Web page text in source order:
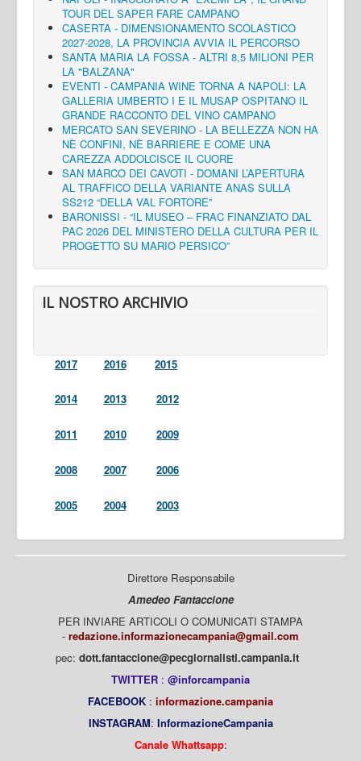
TOUR DEL SAPER FARE CAMPANO
CASERTA - DIMENSIONAMENTO SCOLASTICO
2027-2028, LA PROVINCIA AVVIA IL PERCORSO
SANTA MARIA LA FOSSA - ALTRI 8,5 MILIONI PER
LA "BALZANA"
EVENTI - CAMPANIA WINE TORNA A NAPOLI: LA
GALLERIA UMBERTO I E IL MUSAP OSPITANO IL
GRANDE RACCONTO DEL VINO CAMPANO
MERCATO SAN SEVERINO - LA BELLEZZA NON HA
NÈ CONFINI, NÈ BARRIERE E COME UNA
CAREZZA ADDOLCISCE IL CUORE
SAN MARCO DEI CAVOTI - DOMANI L’APERTURA
AL TRAFFICO DELLA VARIANTE ANAS SULLA
SS212 “DELLA VAL FORTORE”
BARONISSI - “IL MUSEO – FRAC FINANZIATO DAL
PAC 2026 DEL MINISTERO DELLA CULTURA PER IL
PROGETTO SU MARIO PERSICO”
IL NOSTRO ARCHIVIO
2017 2016 2015
2014 2013 2012
2011 2010 2009
2008 2007 2006
2005 2004 2003
Direttore Responsabile
Amedeo Fantaccione
PER INVIARE ARTICOLI O COMUNICATI STAMPA
- redazione.informazionecampania@gmail.com
pec: dott.fantaccione@pecgiornalisti.campania.it
TWITTER : @inforcampania
FACEBOOK : informazione.campania
INSTAGRAM: InformazioneCampania
Canale Whattsapp: